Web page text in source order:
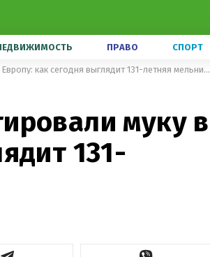
ПРАВО СПОРТ
Когда-то отсюда экспортировали муку в Европу: как сегодня выглядит 131-летняя мельница
муку в
131-